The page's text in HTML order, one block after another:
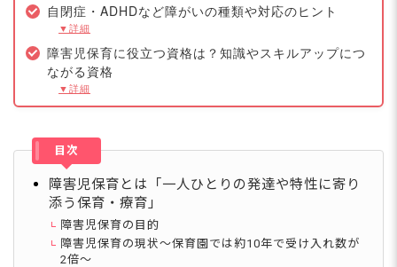
自閉症・ADHDなど障がいの種類や対応のヒント
▼詳細
障害児保育に役立つ資格は？知識やスキルアップにつ
ながる資格
▼詳細
目次
障害児保育とは「一人ひとりの発達や特性に寄り
添う保育・療育」
障害児保育の目的
障害児保育の現状～保育園では約10年で受け入れ数が
2倍～